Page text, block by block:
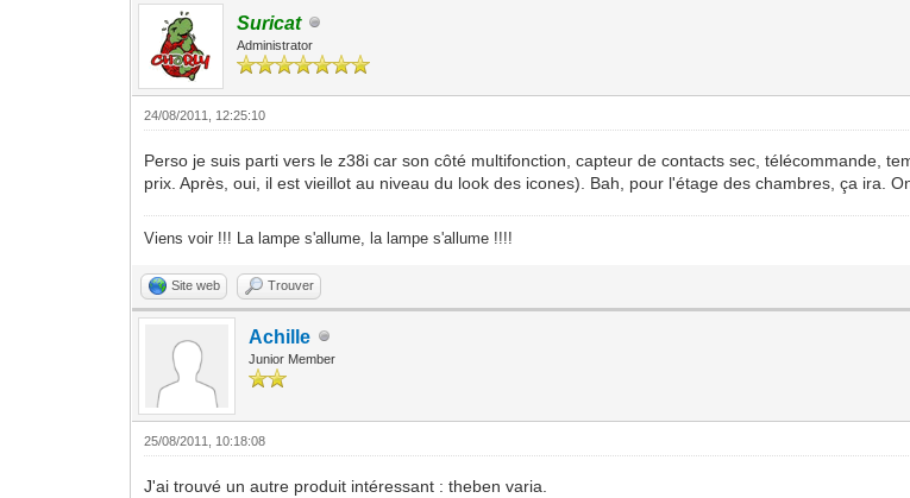
Suricat
Administrator
24/08/2011, 12:25:10
Perso je suis parti vers le z38i car son côté multifonction, capteur de contacts sec, télécommande,
prix. Après, oui, il est vieillot au niveau du look des icones). Bah, pour l'étage des chambres, ça ira.
Viens voir !!! La lampe s'allume, la lampe s'allume !!!!
Site web Trouver
Achille
Junior Member
25/08/2011, 10:18:08
J'ai trouvé un autre produit intéressant : theben varia.